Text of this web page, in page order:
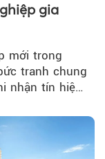
gia
mới trong
tranh chung
nhận tín hiệu